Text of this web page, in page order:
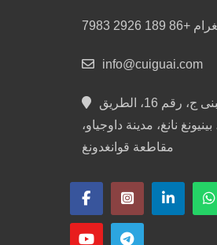
+86 189 2926 7983
info@cuiguai.com
الغرفة 701، المبنى ج، رقم 16، الطريق
رقم 1، بينيونغ نانغ، مدينة داوجياو،
مقاطعة قوانغدونغ